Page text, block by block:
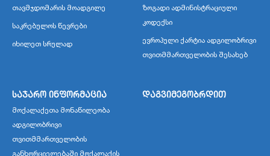
თავმჯდომარის მოადგილე
საკრებულოს წევრები
იხილეთ სრულად
ზოგადი ადმინისტრაციული
კოდექსი
ევროპული ქარტია ადგილობრივი
თვითმმართველობის შესახებ
საჯარო ინფორმაცია
მოქალაქეთა მონაწილეობა
ადგილობრივი
თვითმმართველობის
განხორციელებაში მოქალაქის
დაგვიმეგობრდით